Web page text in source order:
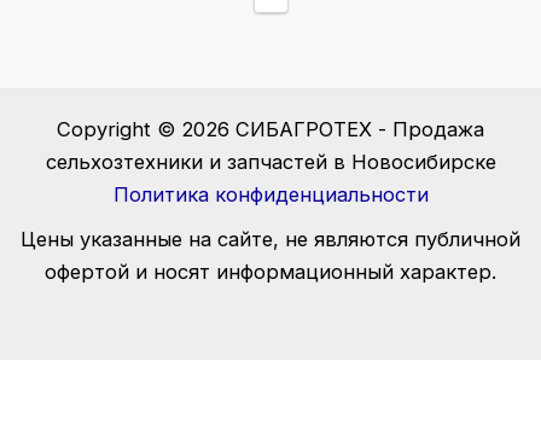
Copyright © 2026 СИБАГРОТЕХ - Продажа
сельхозтехники и запчастей в Новосибирске
Политика конфиденциальности
Цены указанные на сайте, не являются публичной
офертой и носят информационный характер.